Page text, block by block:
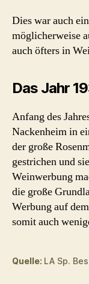
Dies war auch
möglicherweise
auch öfters in
Das Jahr
Anfang des
Nackenheim in
der große
gestrichen und
Weinwerbung
die große
Werbung auf
somit auch
Quelle: LA Sp.